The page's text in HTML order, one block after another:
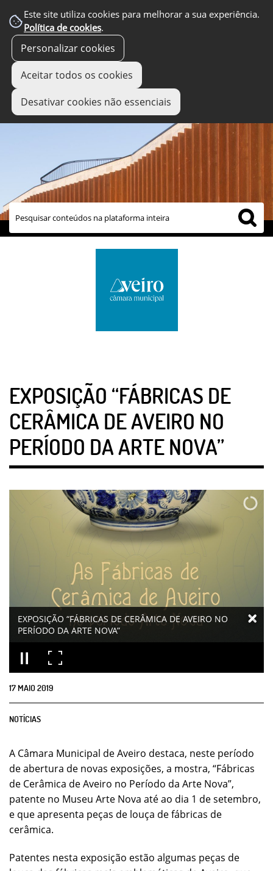
Este site utiliza cookies para melhorar a sua experiência.
Política de cookies.
Personalizar cookies
Aceitar todos os cookies
Desativar cookies não essenciais
links úteis
EXPOSIÇÃO “FÁBRICAS DE
CERÂMICA DE AVEIRO NO
PERÍODO DA ARTE NOVA”
EXPOSIÇÃO “FÁBRICAS DE CERÂMICA DE AVEIRO NO
PERÍODO DA ARTE NOVA”
17 MAIO2019
NOTÍCIAS
A Câmara Municipal de Aveiro destaca, neste período
de abertura de novas exposições, a mostra, “Fábricas
de Cerâmica de Aveiro no Período da Arte Nova”,
patente no Museu Arte Nova até ao dia 1 de setembro,
e que apresenta peças de louça de fábricas de
cerâmica.
Patentes nesta exposição estão algumas peças de